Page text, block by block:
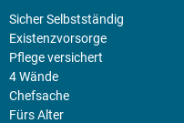
Sicher Selbstständig
Existenz­vorsorge
Pflege versichert
4 Wände
Chefsache
Fürs Alter